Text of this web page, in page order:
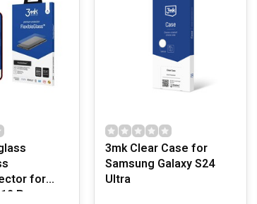
for
Pro
3mk Clear Case for
Samsung Galaxy S24
Ultra